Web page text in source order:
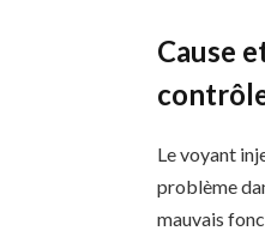
Cause
Le voyant
problème
mauvais